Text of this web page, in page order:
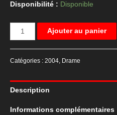
Disponibilité : Disponible
quantité
de
cinéma
Collision
Ajouter au panier
Catégories : 2004, Drame
Description
Informations complémentaires